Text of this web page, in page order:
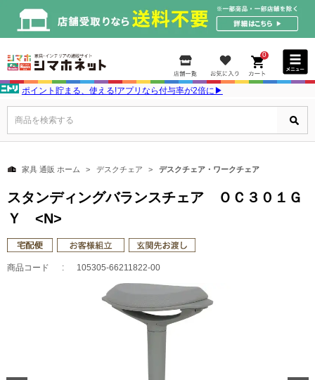
0
ポイント貯まる、使える!アプリなら付与率が2倍に▶
商品を検索する
家具 通販 ホーム デスクチェア デスクチェア・ワークチェア
スタンディングバランスチェア ＯＣ３０１Ｇ
Ｙ <N>
商品コード 105305-66211822-00